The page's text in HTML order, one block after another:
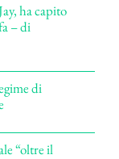
ha capito
– di
di
“oltre il